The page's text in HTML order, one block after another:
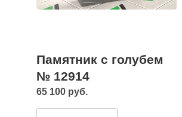
Памятник с голубем
№ 12914
65 100 руб.